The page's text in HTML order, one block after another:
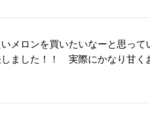
メロンを買いたいなーと思っ
ました！！ 実際にかなり甘く